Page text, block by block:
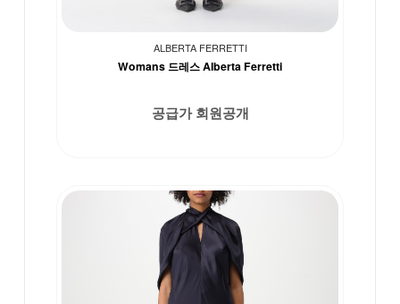
ALBERTA FERRETTI
Womans 드레스 Alberta Ferretti
공급가 회원공개